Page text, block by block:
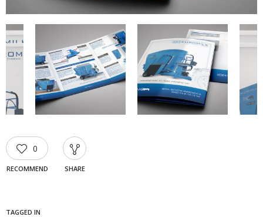
0
RECOMMEND SHARE
TAGGED IN